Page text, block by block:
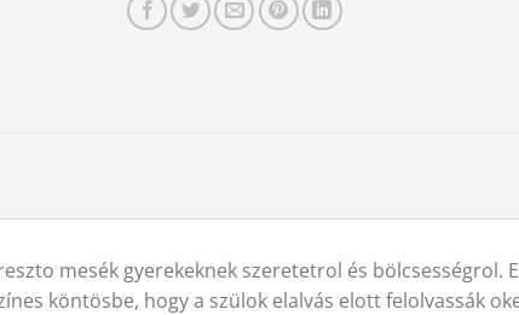
mesék gyerekeknek szeretetrol és bölcsességrol.
köntösbe, hogy a szülok elalvás elott felolvassák